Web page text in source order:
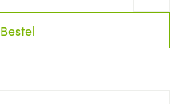
Bestel